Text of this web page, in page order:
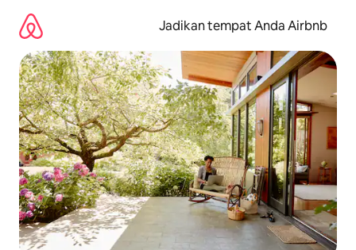
langsung
lihat
konten
Jadikan tempat Anda Airbnb